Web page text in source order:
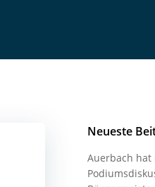
Neueste
Auerbach hat